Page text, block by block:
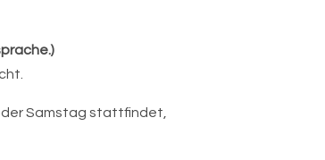
Samstag stattfindet,